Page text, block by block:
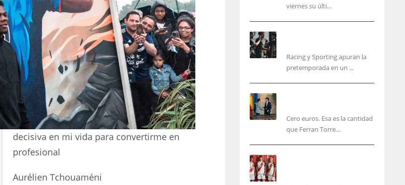
decisiva en mi vida para convertirme en
profesional
Aurélien Tchouaméni
viernes su últi...
Racing y Sporting apuran la
pretemporada en un ...
Cero euros. Esa es la cantidad
que Ferran Torre...